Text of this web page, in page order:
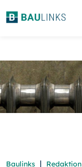
Baulinks | Redaktion